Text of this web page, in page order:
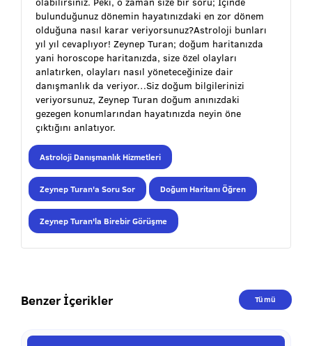
bulunduğunuz dönemin hayatınızdaki en zor dönem
olduğuna nasıl karar veriyorsunuz?Astroloji bunları
yıl yıl cevaplıyor! Zeynep Turan; doğum haritanızda
yani horoscope haritanızda, size özel olayları
anlatırken, olayları nasıl yöneteceğinize dair
danışmanlık da veriyor…Siz doğum bilgilerinizi
veriyorsunuz, Zeynep Turan doğum anınızdaki
gezegen konumlarından hayatınızda neyin öne
çıktığını anlatıyor.
Astroloji Danışmanlık Hizmetleri
Zeynep Turan'a Soru Sor Doğum Haritanı Öğren
Zeynep Turan'la Birebir Görüşme
Benzer İçerikler Tümü